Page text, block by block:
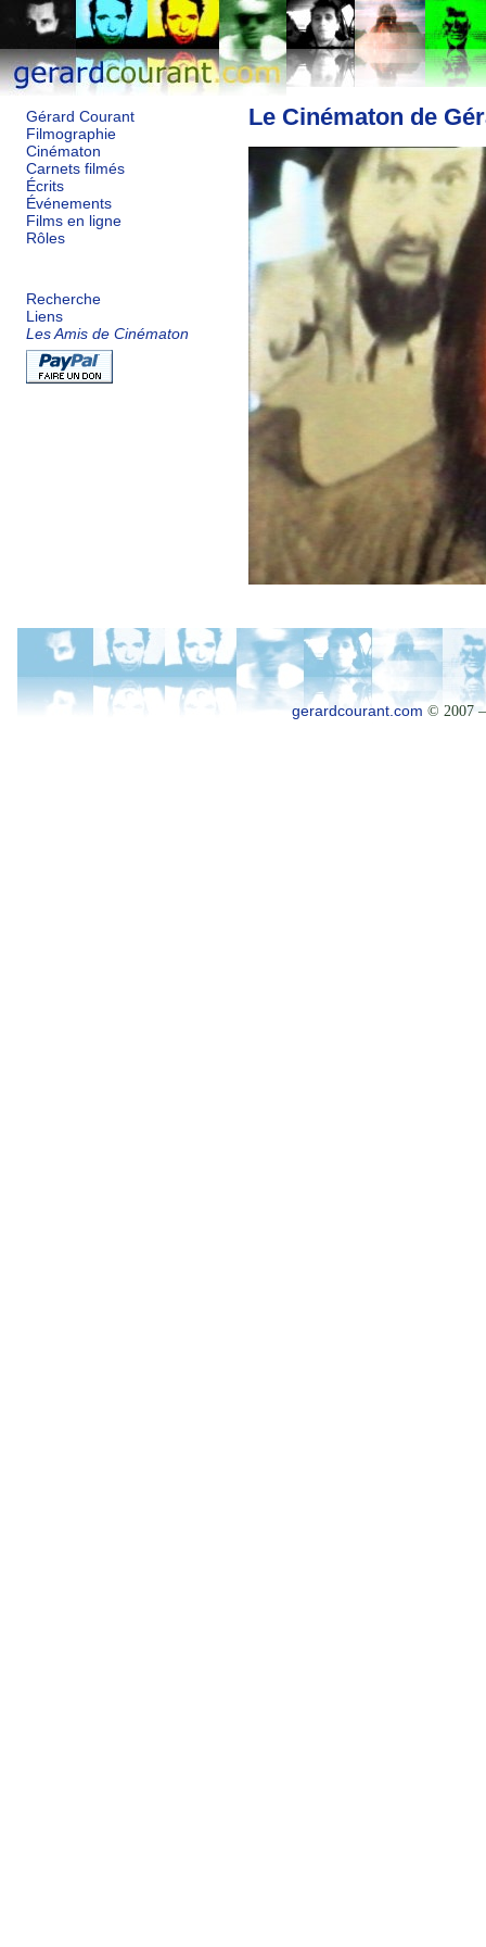
Gérard Courant
Filmographie
Cinématon
Carnets filmés
Écrits
Événements
Films en ligne
Rôles
Recherche
Liens
Les Amis de Cinématon
Le Cinématon de
gerardcourant.com © 2007